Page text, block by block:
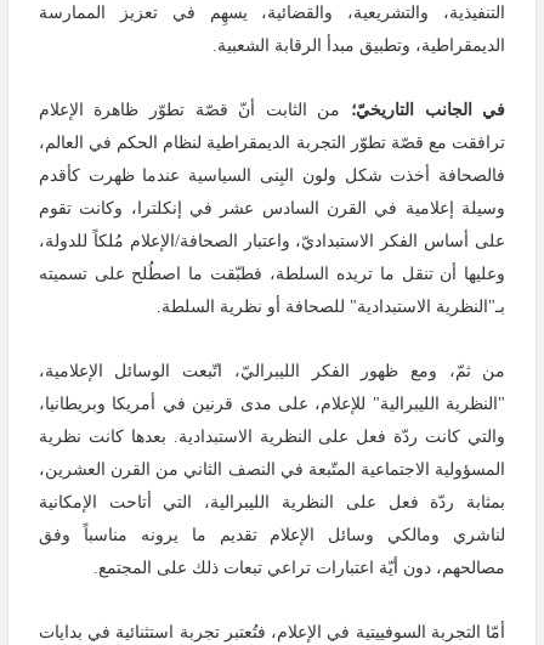
التنفيذية، والتشريعية، والقضائية، يسهِم في تعزيز الممارسة
الديمقراطية، وتطبيق مبدأ الرقابة الشعبية.
في الجانب التاريخيّ؛ من الثابت أنّ قصّة تطوّر ظاهرة الإعلام
ترافقت مع قصّة تطوّر التجربة الديمقراطية لنظام الحكم في العالم،
فالصحافة أخذت شكل ولون البِنى السياسية عندما ظهرت كأقدم
وسيلة إعلامية في القرن السادس عشر في إنكلترا، وكانت تقوم
على أساس الفكر الاستبداديّ، واعتبار الصحافة/الإعلام مُلكاً للدولة،
وعليها أن تنقل ما تريده السلطة، فطبّقت ما اصطُلح على تسميته
بـ"النظرية الاستبدادية" للصحافة أو نظرية السلطة.
من ثمّ، ومع ظهور الفكر الليبراليّ، اتّبعت الوسائل الإعلامية،
"النظرية الليبرالية" للإعلام، على مدى قرنين في أمريكا وبريطانيا،
والتي كانت ردّة فعل على النظرية الاستبدادية. بعدها كانت نظرية
المسؤولية الاجتماعية المتّبعة في النصف الثاني من القرن العشرين،
بمثابة ردّة فعل على النظرية الليبرالية، التي أتاحت الإمكانية
لناشري ومالكي وسائل الإعلام تقديم ما يرونه مناسباً وفق
مصالحهم، دون أيّة اعتبارات تراعي تبعات ذلك على المجتمع.
أمّا التجربة السوفييتية في الإعلام، فتُعتبر تجربة استثنائية في بدايات